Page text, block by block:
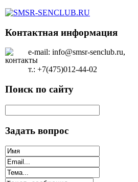
Контактная информация
e-mail: info@smsr-senclub.ru,
т.: +7(475)012-44-02
Поиск по сайту
Задать вопрос